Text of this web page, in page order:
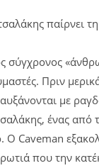
παίρνει
σύγχρονος
Πριν
αυξάνονται με
ένας από
Ο Caveman
που την